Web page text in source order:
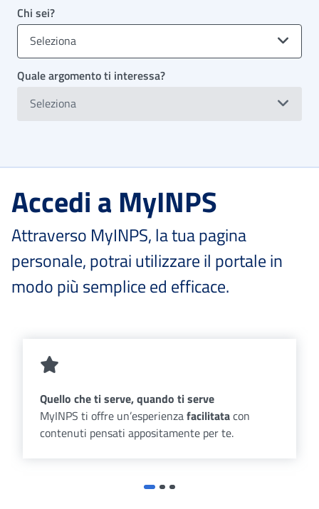
Chi sei?
Seleziona
Quale argomento ti interessa?
Seleziona
Accedi a MyINPS
Attraverso MyINPS, la tua pagina
personale, potrai utilizzare il portale in
modo più semplice ed efficace.
Quello che ti serve, quando ti serve
MyINPS ti offre un’esperienzafacilitatacon
contenuti pensati appositamente per te.